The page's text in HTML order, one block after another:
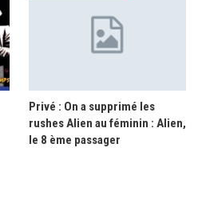
Privé : On a supprimé les
rushes Alien au féminin : Alien,
le 8 ème passager